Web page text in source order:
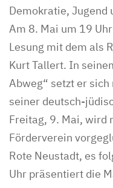
Demokratie, Jugend
Am 8. Mai um 19
Lesung mit dem als
Kurt Tallert. In
Abweg“ setzt er
seiner deutsch-
Freitag, 9. Mai, wird
Förderverein
Rote Neustadt, es
Uhr präsentiert die